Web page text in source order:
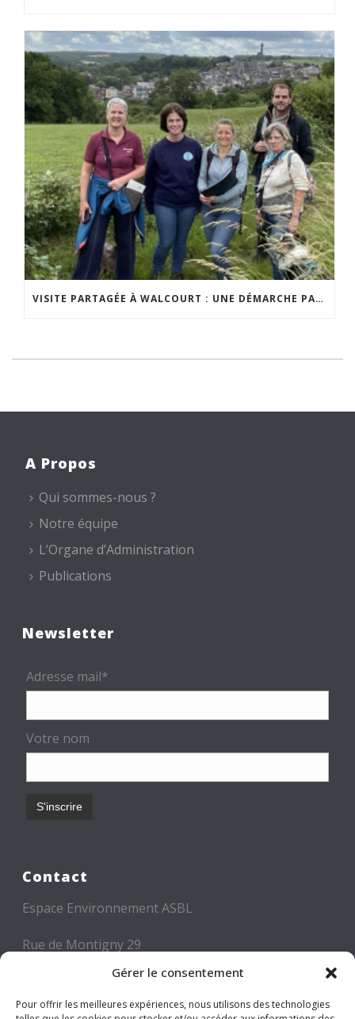
Gérer le consentement
Pour offrir les meilleures expériences, nous utilisons des technologies
VISITE PARTAGÉE À WALCOURT : UNE DÉMARCHE PARTICIPATIVE ANIMÉE PAR ESPACE ENVIRONNEMENT
A Propos
Qui sommes-nous ?
Notre équipe
L’Organe d’Administration
Publications
Newsletter
Adresse mail*
Votre nom
Contact
Espace Environnement ASBL
Rue de Montigny 29
6000 CHARLEROI
Tél: +32 71 300 300